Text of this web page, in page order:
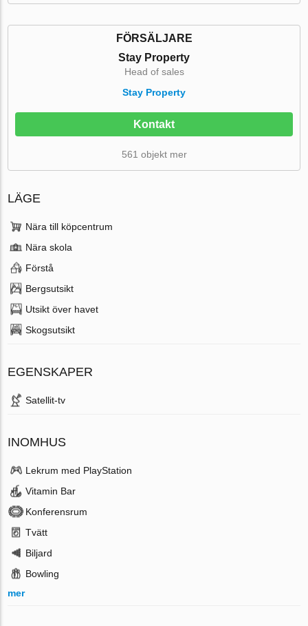
FÖRSÄLJARE
Stay Property
Head of sales
Stay Property
Kontakt
561 objekt mer
LÄGE
Nära till köpcentrum
Nära skola
Förstå
Bergsutsikt
Utsikt över havet
Skogsutsikt
EGENSKAPER
Satellit-tv
INOMHUS
Lekrum med PlayStation
Vitamin Bar
Konferensrum
Tvätt
Biljard
Bowling
mer